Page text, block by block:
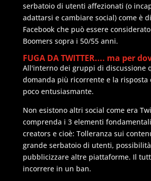
serbatoio di utenti affezionati (o
adattarsi e cambiare social) come è
Facebook che può essere
Boomers sopra i 50/55 anni.
FUGA DA TWITTER.... ma per
All'interno dei gruppi di discussione
domanda più ricorrente e la risposta
poco entusiasmante.
Non esistono altri social come era
comprenda i 3 elementi
creators e cioè: Tolleranza sui
grande serbatoio di utenti,
pubblicizzare altre piattaforme. Il
incorrere in un ban.